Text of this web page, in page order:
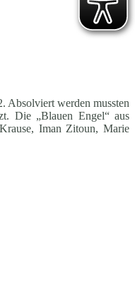
Absolviert werden mussten
Die „Blauen Engel“ aus
Iman Zitoun, Marie